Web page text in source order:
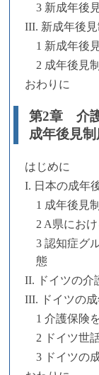
3 新成年後
III. 新成年後
1 新成年後
2 成年後見
おわりに
第2章 介
成年後見制
はじめに
I. 日本の成年
1 成年後見
2 A県にお
3 認知症グ
態
II. ドイツの介
III. ドイツの
1 介護保険
2 ドイツ世
3 ドイツの